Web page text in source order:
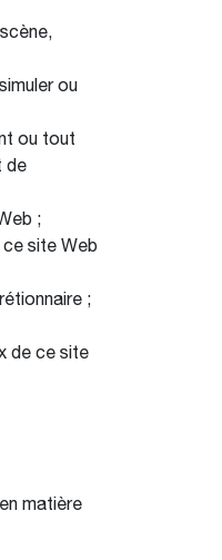
ou
ou tout
de
;
site Web
;
de ce site
matière